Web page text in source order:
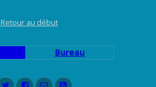
Retour au début
Bureau